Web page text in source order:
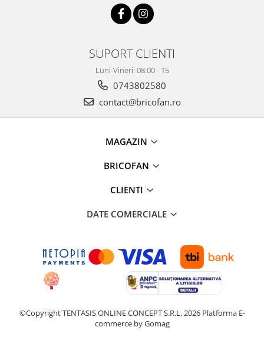
Instalatii Craciun 220V
Instalatii liniare si role de furtun
luminos
Turturi/Franjuri 220V
Diverse pentru casa si camping
Feronerie
Balamale si zavoare
SUPORT CLIENTI
Luni-Vineri: 08:00 - 15
0743802580
contact@bricofan.ro
MAGAZIN
BRICOFAN
CLIENTI
DATE COMERCIALE
©Copyright TENTASIS ONLINE CONCEPT S.R.L. 2026 Platforma E-
commerce by Gomag